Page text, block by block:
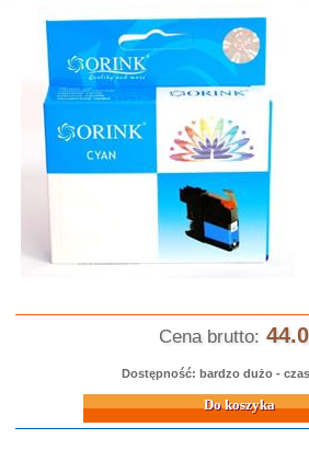
Cena brutto:
Dostępność: bardzo dużo - czas
Do koszyka